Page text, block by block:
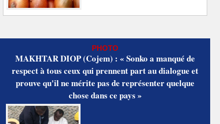
PHOTO
MAKHTAR DIOP (Cojem) : « Sonko a manqué de
respect à tous ceux qui prennent part au dialogue et
prouve qu'il ne mérite pas de représenter quelque
chose dans ce pays »